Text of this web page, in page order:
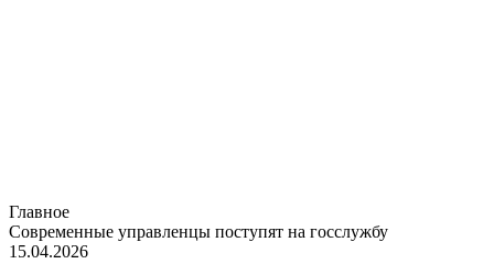
Главное
Современные управленцы поступят на госслужбу
15.04.2026